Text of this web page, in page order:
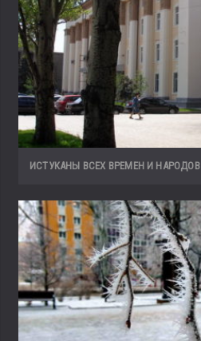
ИСТУКАНЫ ВСЕХ ВРЕМЕН И НАРОДОВ